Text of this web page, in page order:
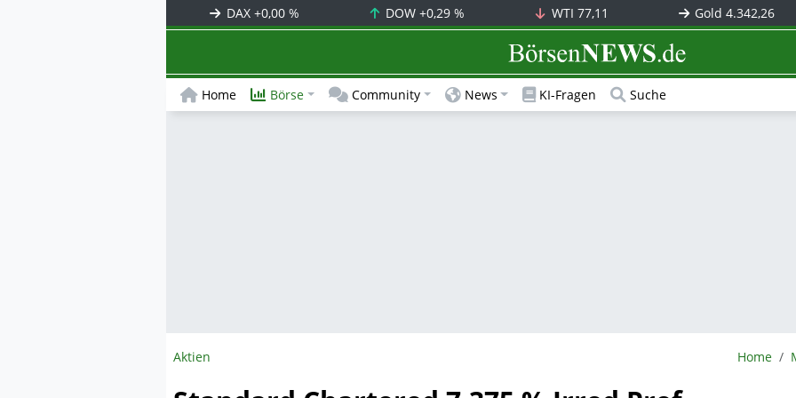
DAX +0,00 % DOW+0,29 % WTI 77,11 Gold4.342,26
BörsenNEWS.de
Home Börse Community News KI-Fragen Suche
Aktien Home